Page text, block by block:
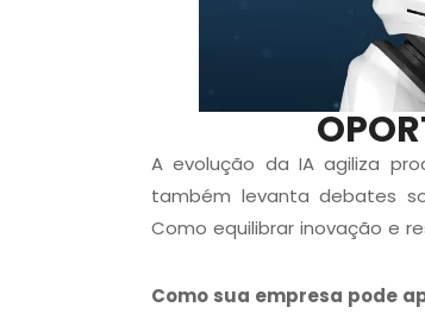
A evolução da IAagiliza
também levanta debates
Como equilibrar inovação e
Como sua empresa pode